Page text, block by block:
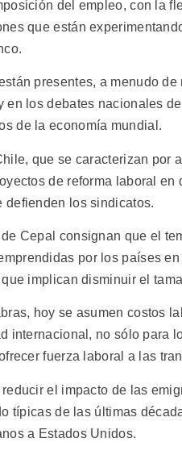
del empleo, con la
que están
presentes, a menudo
en los debates nacionales
de la economía mundial.
que se caracterizan por
de reforma laboral
defienden los sindicatos.
de Cepal consignan que el
por los países
implican disminuir el
hoy se asumen costos
internacional, no sólo para
fuerza laboral a las
el impacto de las
típicas de las últimas
a Estados Unidos.